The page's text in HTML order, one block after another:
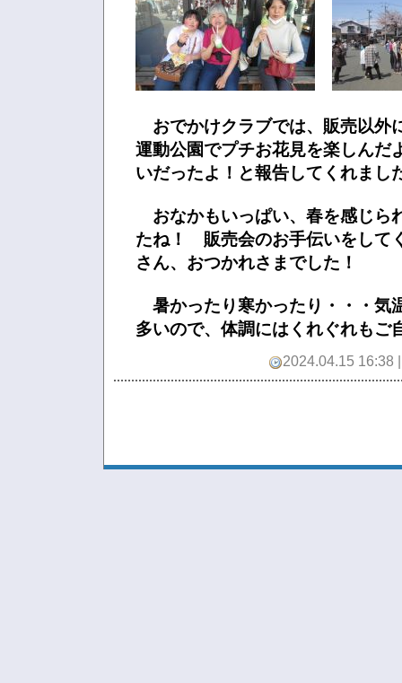
おでかけクラブでは、販売以外
運動公園でプチお花見を楽しんだ
いだったよ！と報告してくれまし
おなかもいっぱい、春を感じら
たね！ 販売会のお手伝いをして
さん、おつかれさまでした！
暑かったり寒かったり・・・気
多いので、体調にはくれぐれもご
2024.04.15 16:38